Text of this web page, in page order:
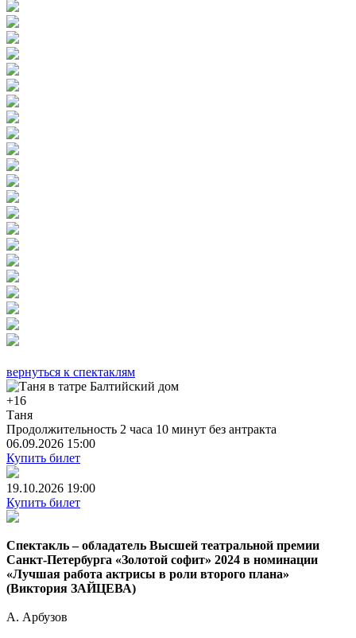
вернуться к спектаклям
+16
Таня
Продолжительность 2 часа 10 минут без антракта
06.09.2026 15:00
Купить билет
19.10.2026 19:00
Купить билет
Спектакль – обладатель Высшей театральной премии
Санкт-Петербурга «Золотой софит» 2024 в номинации
«Лучшая работа актрисы в роли второго плана»
(Виктория ЗАЙЦЕВА)
А. Арбузов